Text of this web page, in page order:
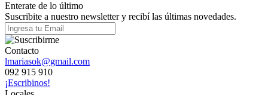
Enterate de lo último
Suscribite a nuestro newsletter y recibí las últimas novedades.
Contacto
lmariasok@gmail.com
092 915 910
¡Escribinos!